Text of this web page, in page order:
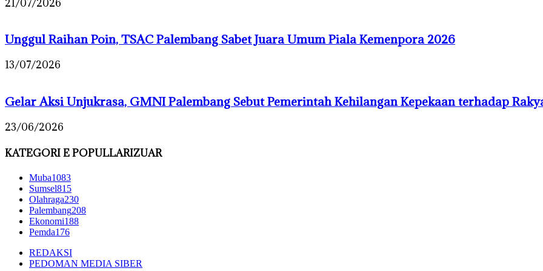
21/07/2026
Unggul Raihan Poin, TSAC Palembang Sabet Juara Umum Piala Kemenpora 2026
13/07/2026
Gelar Aksi Unjukrasa, GMNI Palembang Sebut Pemerintah Kehilangan Kepekaan terhadap
23/06/2026
KATEGORI E POPULLARIZUAR
Muba1083
Sumsel815
Olahraga230
Palembang208
Ekonomi188
Pemda176
REDAKSI
PEDOMAN MEDIA SIBER